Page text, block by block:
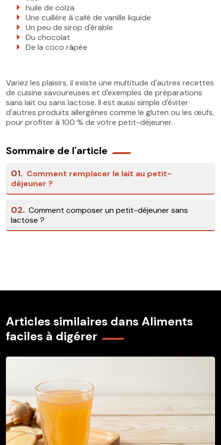
huile de colza
Une cuillère à café de vanille liquide
Un peu de sirop d'érable
Du chocolat
De la coco râpée
Variez les plaisirs, il existe une multitude d'autres recettes
de cuisine savoureuses et d'exemples de préparations
sans lait ou sans lactose. Il est aussi simple d'éviter
d'autres produits allergènes comme le gluten ou les œufs,
pour profiter à 100 % de votre petit-déjeuner.
Sommaire de l'article
01. Comment remplacer le lait au petit-
déjeuner ?
02. Comment composer un petit-déjeuner sans
lactose ?
Articles similaires dans Aliments
faciles à digérer